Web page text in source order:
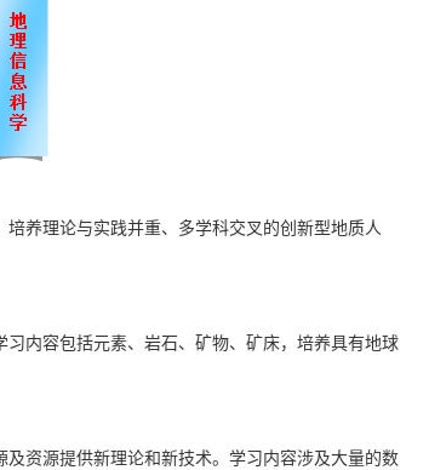
养理论与实践并重、多学科交叉的创新型地质人
内容包括元素、岩石、矿物、矿床，培养具有地球
资源提供新理论和新技术。学习内容涉及大量的数